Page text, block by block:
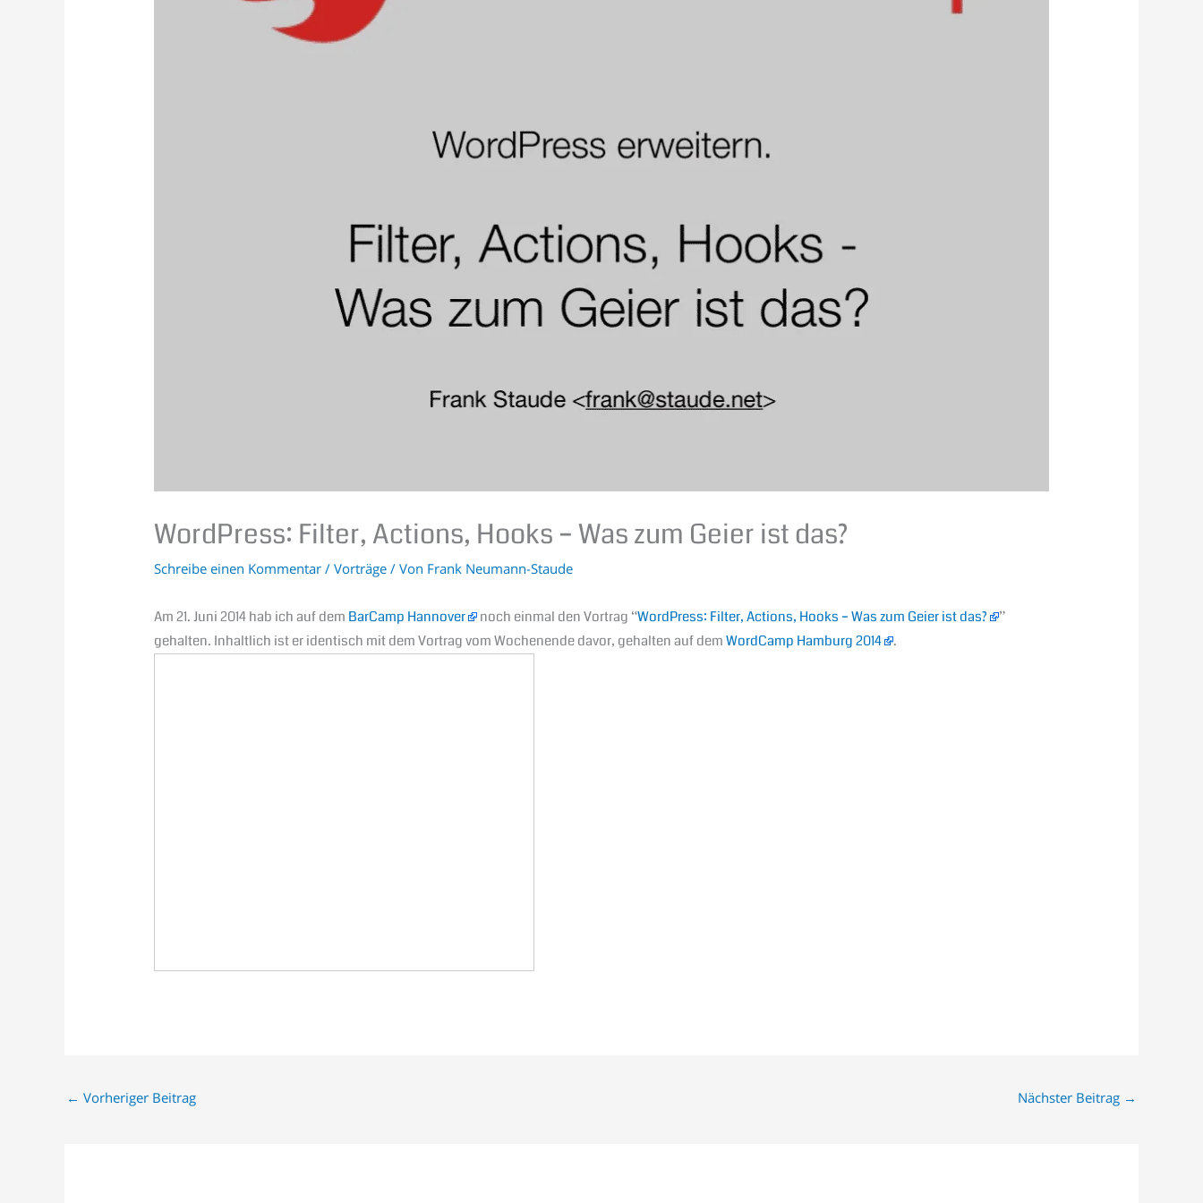
WordPress: Filter, Actions, Hooks – Was zum Geier ist das?
Schreibe einen Kommentar /Vorträge / Von Frank Neumann-Staude
Am 21. Juni 2014 hab ich auf dem BarCamp Hannover noch einmal den Vortrag “WordPress: Filter, Actions, Hooks – Was zum Geier ist das?
”
gehalten. Inhaltlich ist er identisch mit dem Vortrag vom Wochenende davor, gehalten auf demWordCamp Hamburg 2014 .
← Vorheriger Beitrag Nächster Beitrag →